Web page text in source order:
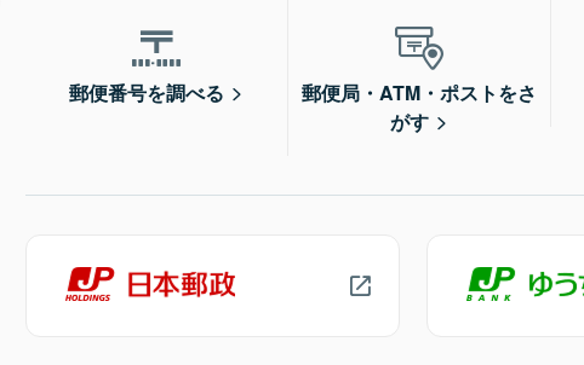
郵便番号を調べる
郵便局・ATM・ポストをさ
がす